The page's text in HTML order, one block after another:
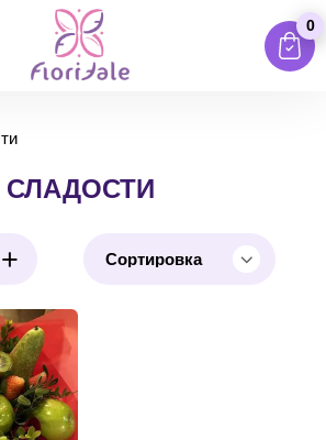
0
СЛАДОСТИ
+ Сортировка